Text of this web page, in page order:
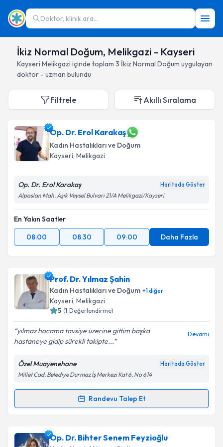
Doktor, klinik ara...
İkiz Normal Doğum, Melikgazi - Kayseri
Kayseri Melikgazi içinde toplam 3 İkiz Normal Doğum uygulayan
doktor - uzman bulundu
Filtrele Akıllı Sıralama
Op. Dr. Erol Karakaş
Kadın Hastalıkları ve Doğum
Kayseri, Melikgazi
Op. Dr. Erol Karakaş Haritada Göster
Alpaslan Mah. Aşık Veysel Bulvarı 21/A Melikgazi/Kayseri
En Yakın Saatler
08:00
08:30 09:00 Daha Fazla
Prof. Dr. Yılmaz Şahin
Kadın Hastalıkları ve Doğum +1diğer
Kayseri, Melikgazi
5 (1 Değerlendirme)
yılmaz hocama tavsiye üzerine gittim başka
hastaneye gidip sürekli takipte...
Devamı
Özel Muayenehane Haritada Göster
Millet Cad, Belediye Durmaz İş Merkezi Kat 6, No 614
Randevu Talep Et
Randevu Takvimi Talebi
Prof. Dr. Yılmaz Şahiniçin randevu takvimi talebi
Op. Dr. Bihter Senem Feyzioğlu